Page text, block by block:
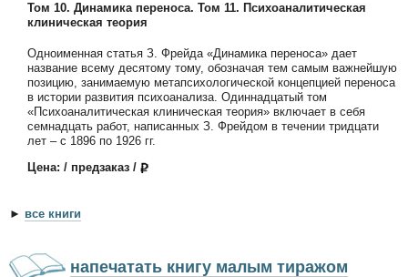
Том 10. Динамика переноса. Том 11. Психоаналитическая
клиническая теория
Одноименная статья З. Фрейда «Динамика переноса» дает
название всему десятому тому, обозначая тем самым важнейшую
позицию, занимаемую метапсихологической концепцией переноса
в истории развития психоанализа. Одиннадцатый том
«Психоаналитическая клиническая теория» включает в себя
семнадцать работ, написанных З. Фрейдом в течении тридцати
лет – с 1896 по 1926 гг.
Цена: / предзаказ /
► все книги
напечатать книгу малым тиражом